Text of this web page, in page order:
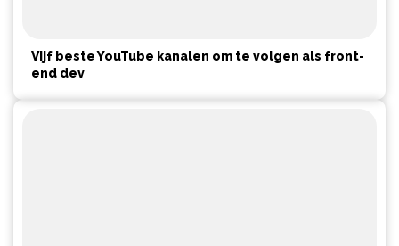
Vijf beste YouTube kanalen om te volgen als front-
end dev